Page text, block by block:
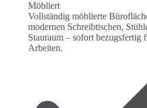
Möbliert
Vollständig möblierte
modernen Schreibtischen,
Stauraum – sofort bezugsfertig
Arbeiten.